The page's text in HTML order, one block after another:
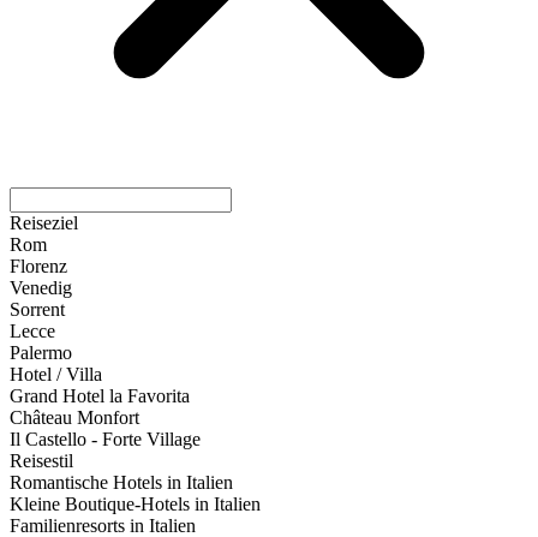
Reiseziel
Rom
Florenz
Venedig
Sorrent
Lecce
Palermo
Hotel / Villa
Grand Hotel la Favorita
Château Monfort
Il Castello - Forte Village
Reisestil
Romantische Hotels in Italien
Kleine Boutique-Hotels in Italien
Familienresorts in Italien